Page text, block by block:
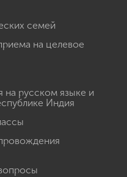
семей
на целевое
на русском языке и
Индия